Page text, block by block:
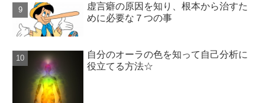
虚言癖の原因を知り、根本から治すた
めに必要な７つの事
自分のオーラの色を知って自己分析に
役立てる方法☆